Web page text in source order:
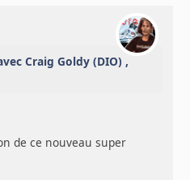
Craig Goldy (DIO) ,
de ce nouveau super